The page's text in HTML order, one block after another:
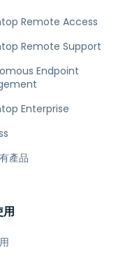
Remote Access
Remote Support
Endpoint
Enterprise
產品
用